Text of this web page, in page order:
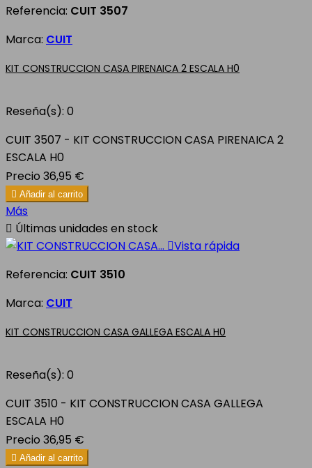
Referencia: CUIT 3507
Marca: CUIT
KIT CONSTRUCCION CASA PIRENAICA 2 ESCALA H0
Reseña(s): 0
CUIT 3507 - KIT CONSTRUCCION CASA PIRENAICA 2
ESCALA H0
Precio 36,95 €
 Añadir al carrito
Más
 Últimas unidades en stock
Vista rápida
Referencia: CUIT 3510
Marca: CUIT
KIT CONSTRUCCION CASA GALLEGA ESCALA H0
Reseña(s): 0
CUIT 3510 - KIT CONSTRUCCION CASA GALLEGA
ESCALA H0
Precio 36,95 €
 Añadir al carrito